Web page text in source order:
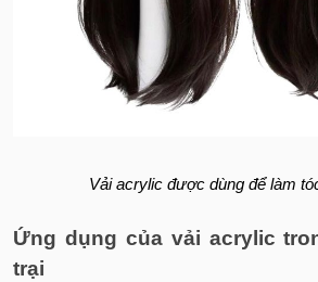
Vải acrylic được dùng để làm
Ứng dụng của vải acrylic
trại